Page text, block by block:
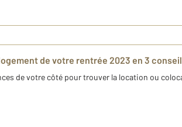
de votre rentrée 2023 en 3
de votre côté pour trouver la location ou